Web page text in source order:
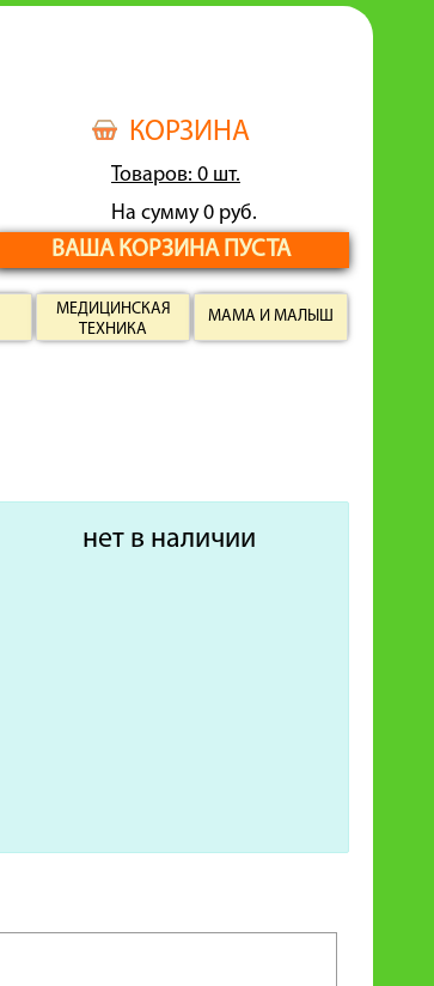
КОРЗИНА
Товаров: 0 шт.
На сумму 0 руб.
ВАША КОРЗИНА ПУСТА
МЕДИЦИНСКАЯ
ТЕХНИКА
МАМА И МАЛЫШ
нет в наличии